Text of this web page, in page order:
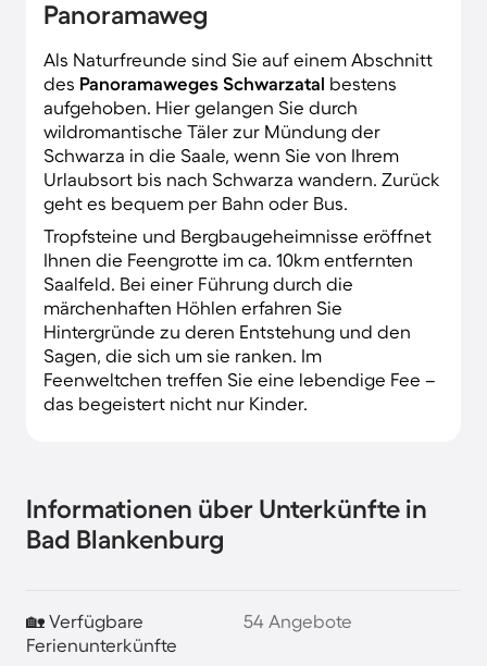
Panoramaweg
Als Naturfreunde sind Sie auf einem Abschnitt
des Panoramaweges Schwarzatal bestens
aufgehoben. Hier gelangen Sie durch
wildromantische Täler zur Mündung der
Schwarza in die Saale, wenn Sie von Ihrem
Urlaubsort bis nach Schwarza wandern. Zurück
geht es bequem per Bahn oder Bus.
Tropfsteine und Bergbaugeheimnisse eröffnet
Ihnen die Feengrotte im ca. 10km entfernten
Saalfeld. Bei einer Führung durch die
märchenhaften Höhlen erfahren Sie
Hintergründe zu deren Entstehung und den
Sagen, die sich um sie ranken. Im
Feenweltchen treffen Sie eine lebendige Fee –
das begeistert nicht nur Kinder.
Informationen über Unterkünfte in
Bad Blankenburg
🏡 Verfügbare
Ferienunterkünfte
54 Angebote